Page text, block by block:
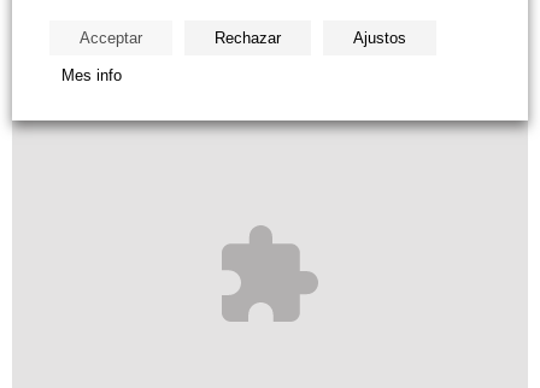
Acceptar Rechazar Ajustos
Mes info